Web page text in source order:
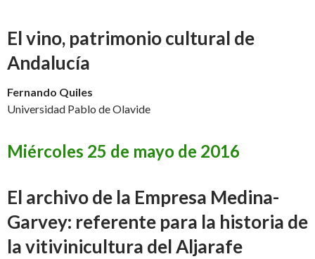
El vino, patrimonio cultural de
Andalucía
Fernando Quiles
Universidad Pablo de Olavide
Miércoles 25 de mayo de 2016
El archivo de la Empresa Medina-
Garvey: referente para la historia de
la vitivinicultura del Aljarafe